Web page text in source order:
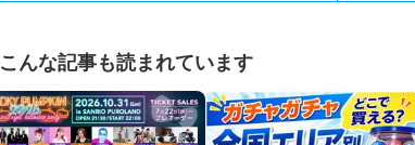
こんな記事も読まれています